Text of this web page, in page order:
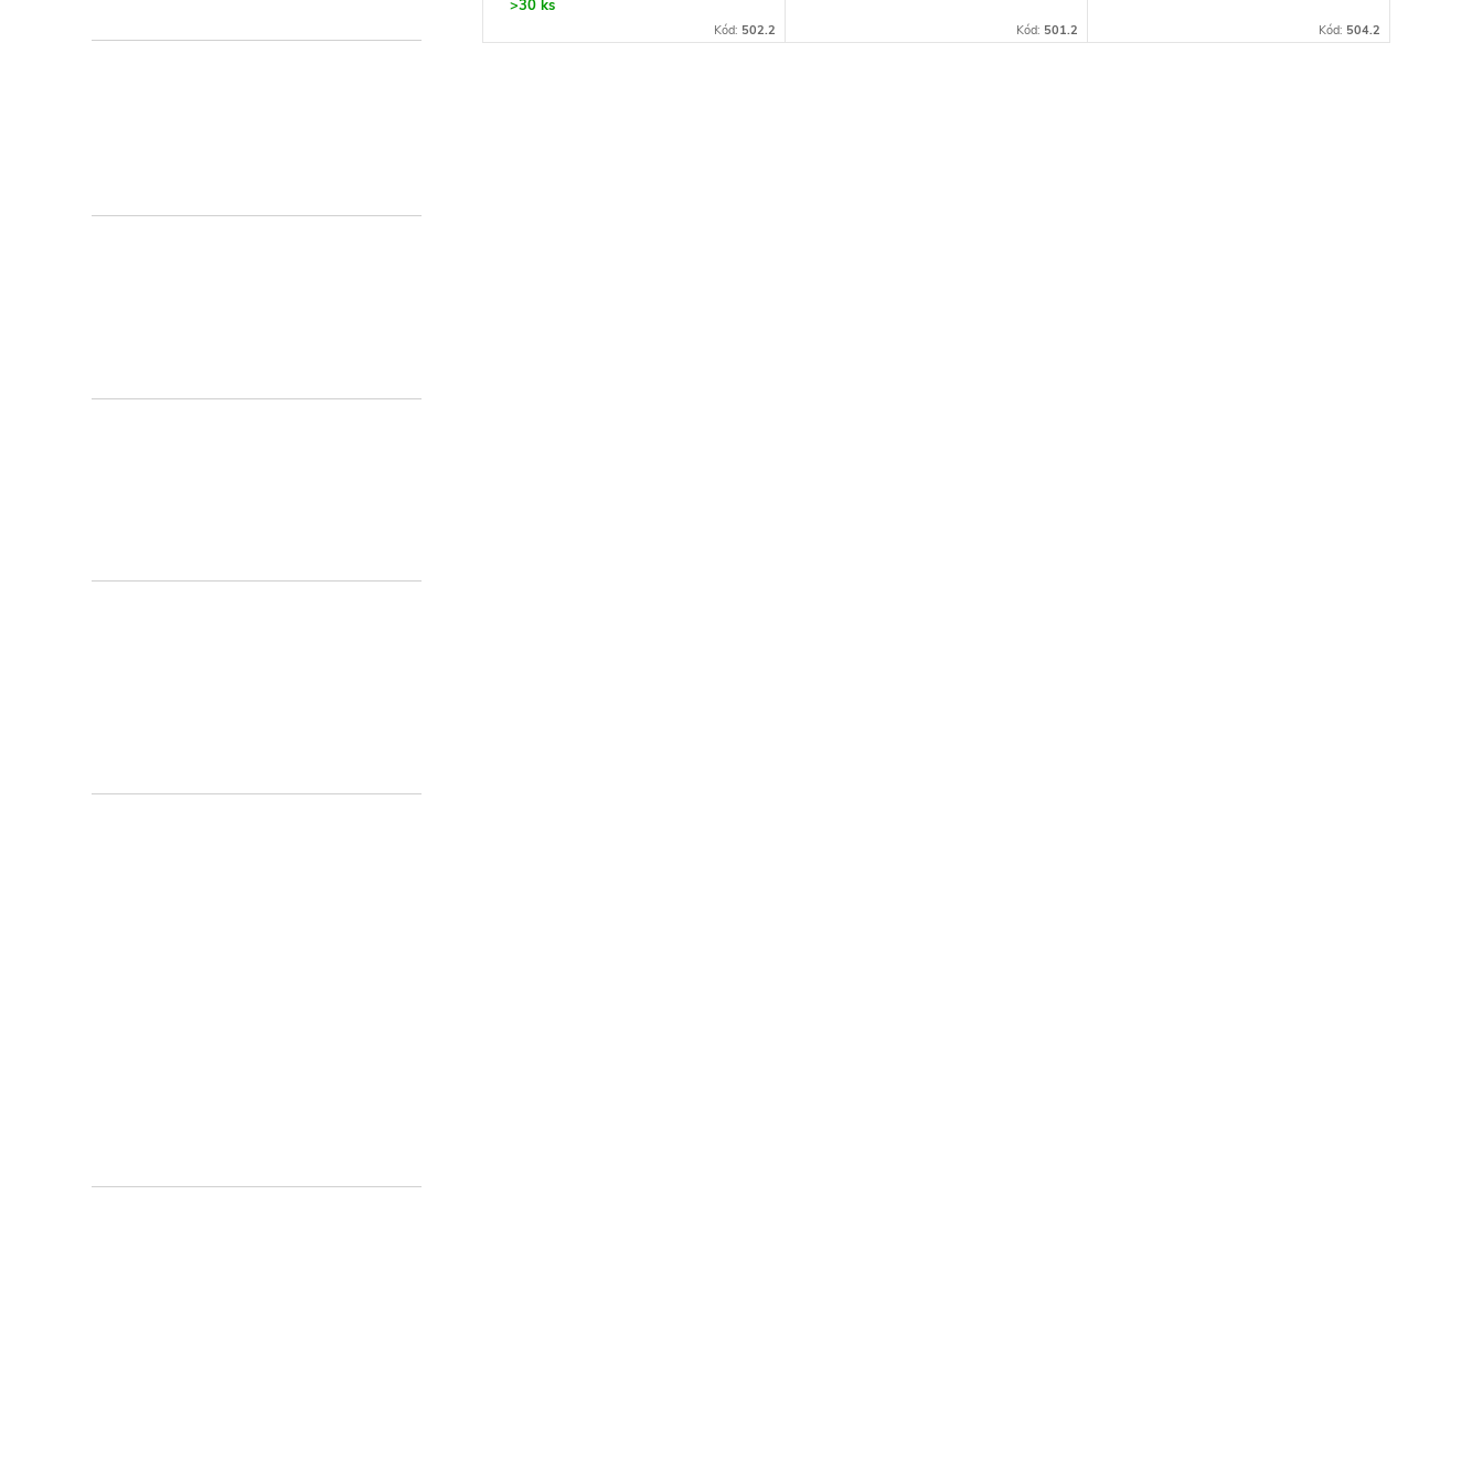
>30 ks
Kód: 502.2 Kód: 501.2 Kód: 504.2